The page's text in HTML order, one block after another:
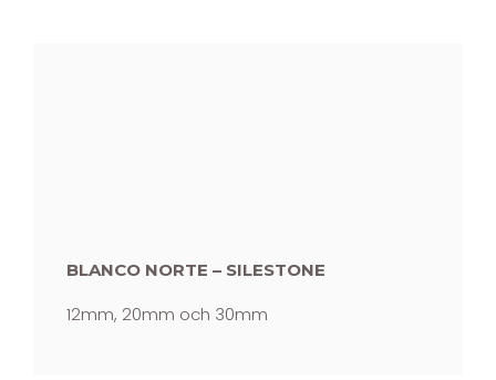
BLANCO NORTE – SILESTONE
12mm, 20mm och 30mm